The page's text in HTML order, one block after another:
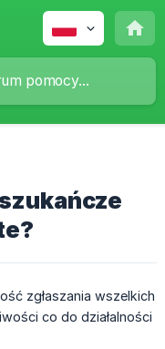
zgłaszania wszelkich
co do działalności